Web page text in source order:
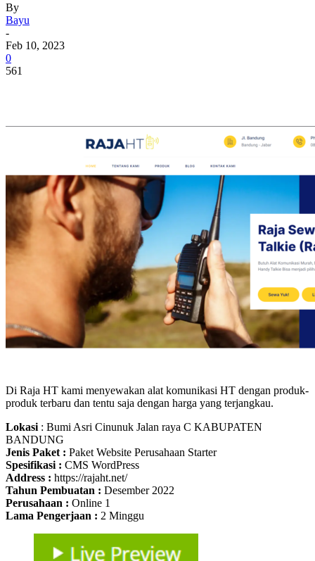
By
Bayu
-
Feb 10, 2023
0
561
Di Raja HT kami menyewakan alat komunikasi HT dengan produk-
produk terbaru dan tentu saja dengan harga yang terjangkau.
Lokasi : Bumi Asri Cinunuk Jalan raya C KABUPATEN
BANDUNG
Jenis Paket : Paket Website Perusahaan Starter
Spesifikasi : CMS WordPress
Address : https://rajaht.net/
Tahun Pembuatan : Desember 2022
Perusahaan : Online 1
Lama Pengerjaan : 2 Minggu